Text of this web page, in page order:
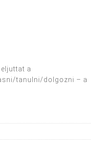
a
tanulni/dolgozni – a